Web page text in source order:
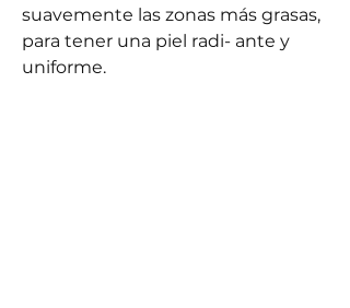
suavemente las zonas más grasas,
para tener una piel radi- ante y
uniforme.